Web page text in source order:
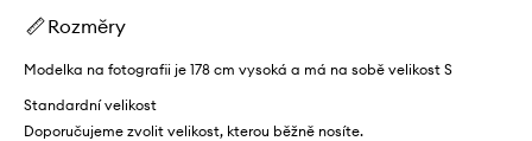
Rozměry
Modelka na fotografii je 178 cm vysoká a má na sobě velikost S
Standardní velikost
Doporučujeme zvolit velikost, kterou běžně nosíte.